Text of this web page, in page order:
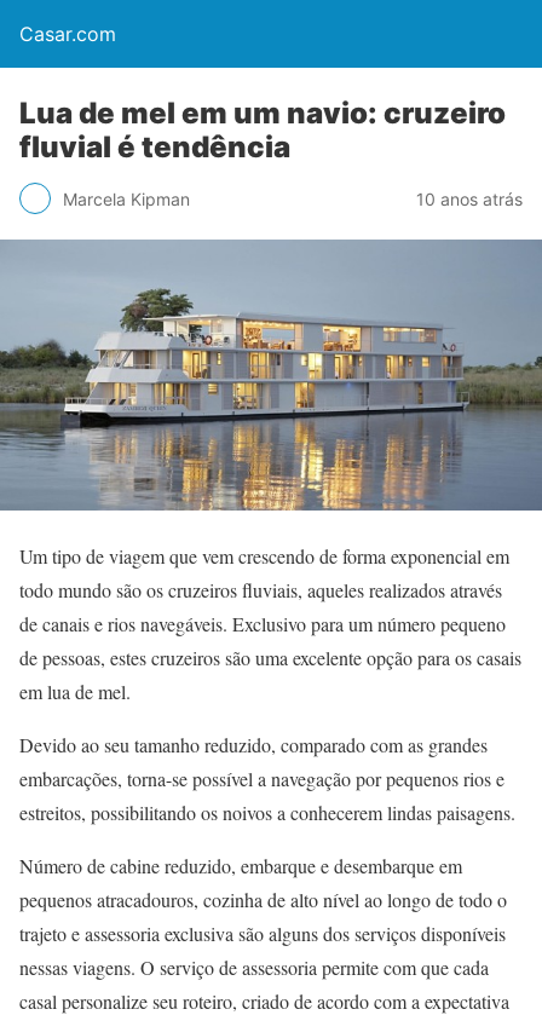
Casar.com
Lua de mel em um navio: cruzeiro
fluvial é tendência
Marcela Kipman 10 anos atrás
Um tipo de viagem que vem crescendo de forma exponencial em
todo mundo são os cruzeiros fluviais, aqueles realizados através
de canais e rios navegáveis. Exclusivo para um número pequeno
de pessoas, estes cruzeiros são uma excelente opção para os casais
em lua de mel.
Devido ao seu tamanho reduzido, comparado com as grandes
embarcações, torna-se possível a navegação por pequenos rios e
estreitos, possibilitando os noivos a conhecerem lindas paisagens.
Número de cabine reduzido, embarque e desembarque em
pequenos atracadouros, cozinha de alto nível ao longo de todo o
trajeto e assessoria exclusiva são alguns dos serviços disponíveis
nessas viagens. O serviço de assessoria permite com que cada
casal personalize seu roteiro, criado de acordo com a expectativa